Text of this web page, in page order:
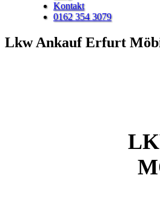
Kontakt
0162 354 3079
Lkw Ankauf Erfurt